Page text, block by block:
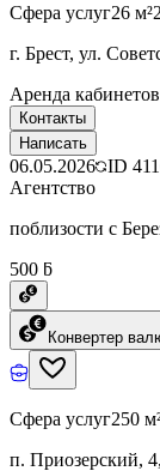
Сфера услуг26 м²
г. Брест, ул.
Аренда
Контакты
Написать
06.05.2026 ID
Агентство
поблизости с
500 ƃ
Конвертер
Сфера услуг250
п. Приозерский,